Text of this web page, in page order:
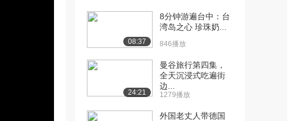
08:37
8分钟游遍台中：台
湾岛之心 珍珠奶...
846播放
24:21
曼谷旅行第四集，
全天沉浸式吃遍街
边...
1279播放
外国老丈人带德国